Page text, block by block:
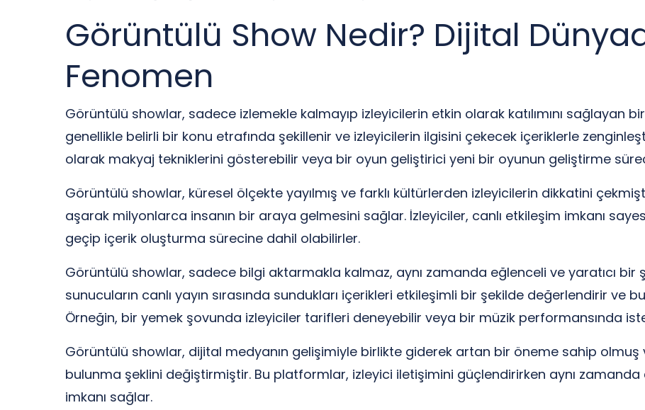
Görüntülü Show Nedir? Dijital
Fenomen
Görüntülü showlar, sadece izlemekle kalmayıp izleyicilerin etkin olarak katılımını sağlayan
genellikle belirli bir konu etrafında şekillenir ve izleyicilerin ilgisini çekecek içeriklerle
olarak makyaj tekniklerini gösterebilir veya bir oyun geliştirici yeni bir oyunun geliştirme
Görüntülü showlar, küresel ölçekte yayılmış ve farklı kültürlerden izleyicilerin dikkatini
aşarak milyonlarca insanın bir araya gelmesini sağlar. İzleyiciler, canlı etkileşim imkanı
geçip içerik oluşturma sürecine dahil olabilirler.
Görüntülü showlar, sadece bilgi aktarmakla kalmaz, aynı zamanda eğlenceli ve yaratıcı bir
sunucuların canlı yayın sırasında sundukları içerikleri etkileşimli bir şekilde değerlendirir ve
Örneğin, bir yemek şovunda izleyiciler tarifleri deneyebilir veya bir müzik performansında
Görüntülü showlar, dijital medyanın gelişimiyle birlikte giderek artan bir öneme sahip olmuş
bulunma şeklini değiştirmiştir. Bu platformlar, izleyici iletişimini güçlendirirken aynı
imkanı sağlar.